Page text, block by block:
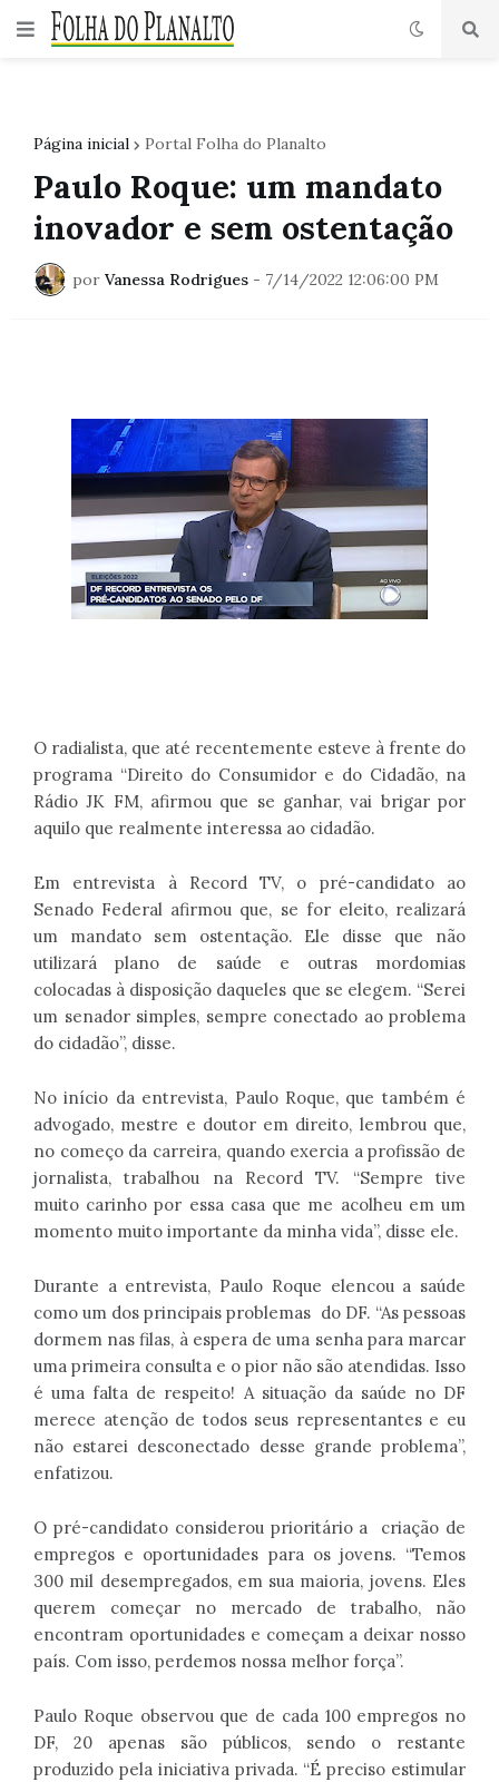
Página inicial Portal Folha do Planalto
Paulo Roque: um mandato
inovador e sem ostentação
por Vanessa Rodrigues - 7/14/2022 12:06:00 PM
O radialista, que até recentemente esteve à frente do
programa “Direito do Consumidor e do Cidadão, na
Rádio JK FM, afirmou que se ganhar, vai brigar por
aquilo que realmente interessa ao cidadão.
Em entrevista à Record TV, o pré-candidato ao
Senado Federal afirmou que, se for eleito, realizará
um mandato sem ostentação. Ele disse que não
utilizará plano de saúde e outras mordomias
colocadas à disposição daqueles que se elegem. “Serei
um senador simples, sempre conectado ao problema
do cidadão”, disse.
No início da entrevista, Paulo Roque, que também é
advogado, mestre e doutor em direito, lembrou que,
no começo da carreira, quando exercia a profissão de
jornalista, trabalhou na Record TV. “Sempre tive
muito carinho por essa casa que me acolheu em um
momento muito importante da minha vida”, disse ele.
Durante a entrevista, Paulo Roque elencou a saúde
como um dos principais problemas do DF. “As pessoas
dormem nas filas, à espera de uma senha para marcar
uma primeira consulta e o pior não são atendidas. Isso
é uma falta de respeito! A situação da saúde no DF
merece atenção de todos seus representantes e eu
não estarei desconectado desse grande problema”,
enfatizou.
O pré-candidato considerou prioritário a
criação de
empregos e oportunidades para os jovens. “Temos
300 mil desempregados, em sua maioria, jovens. Eles
querem começar no mercado de trabalho, não
encontram oportunidades e começam a deixar nosso
país. Com isso, perdemos nossa melhor força”.
Paulo Roque observou que de cada 100 empregos no
DF, 20 apenas são públicos, sendo o restante
produzido pela iniciativa privada. “É preciso estimular